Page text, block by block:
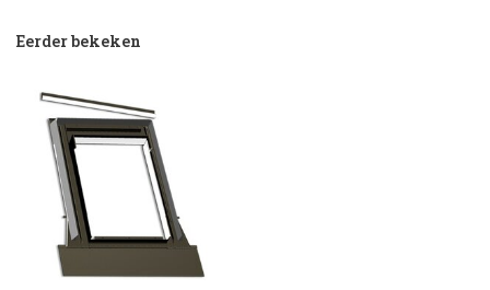
Eerder bekeken